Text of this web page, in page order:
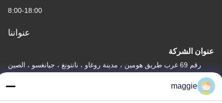
8:00-18:00
عنواننا
عنوان الشركة
رقم 69 غرب طريق هومين ، مدينة روغاو ، نانتونغ ، جيانغسو ، الصين
عنوان المصنع
رقم 69 غرب طريق هومين ، مدينة روغاو ، نانتونغ ، جيانغسو ، الصين
maggie